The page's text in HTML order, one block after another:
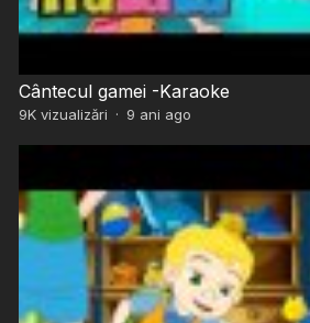
Cântecul gamei -Karaoke
9Kvizualizări · 9 ani ago